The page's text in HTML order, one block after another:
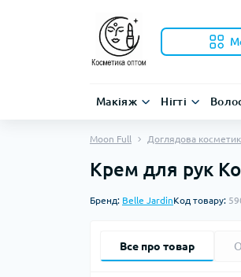
Макіяж Нігті
Moon Full Доглядова
Крем для рук
Бренд: Belle JardinКод товару:
Все про товар